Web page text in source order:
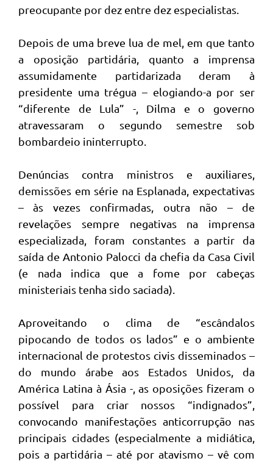
preocupante por dez entre dez especialistas.
Depois de uma breve lua de mel, em que tanto
a oposição partidária, quanto a imprensa
assumidamente partidarizada deram à
presidente uma trégua – elogiando-a por ser
“diferente de Lula” -, Dilma e o governo
atravessaram o segundo semestre sob
bombardeio ininterrupto.
Denúncias contra ministros e auxiliares,
demissões em série na Esplanada, expectativas
– às vezes confirmadas, outra não – de
revelações sempre negativas na imprensa
especializada, foram constantes a partir da
saída de Antonio Palocci da chefia da Casa Civil
(e nada indica que a fome por cabeças
ministeriais tenha sido saciada).
Aproveitando o clima de “escândalos
pipocando de todos os lados” e o ambiente
internacional de protestos civis disseminados –
do mundo árabe aos Estados Unidos, da
América Latina à Ásia -, as oposições fizeram o
possível para criar nossos “indignados”,
convocando manifestações anticorrupção nas
principais cidades (especialmente a midiática,
pois a partidária – até por atavismo – vê com